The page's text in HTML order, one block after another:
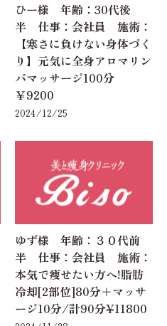
ひー様 年齢：30代後
半 仕事：会社員 施術：
【寒さに負けない身体づく
り】元気に全身アロマリン
パマッサージ100分
￥9200
2024/12/25
ゆず様 年齢：３０代前
半 仕事：会社員 施術：
本気で痩せたい方へ!脂肪
冷却[2部位]80分＋マッサ
ージ10分/計90分¥11800